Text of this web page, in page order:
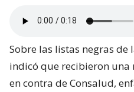
Sobre las listas negras de
indicó que recibieron una
en contra de Consalud,